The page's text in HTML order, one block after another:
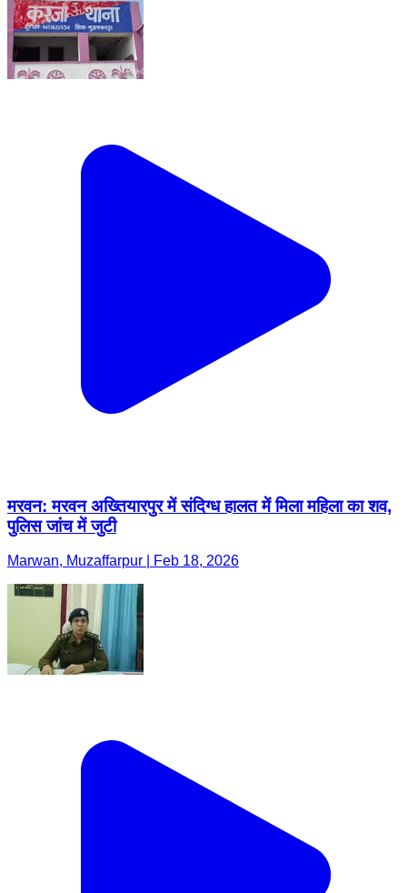
मरवन: मरवन अख्तियारपुर में संदिग्ध हालत में मिला महिला का शव,
पुलिस जांच में जुटी
Marwan, Muzaffarpur | Feb 18, 2026